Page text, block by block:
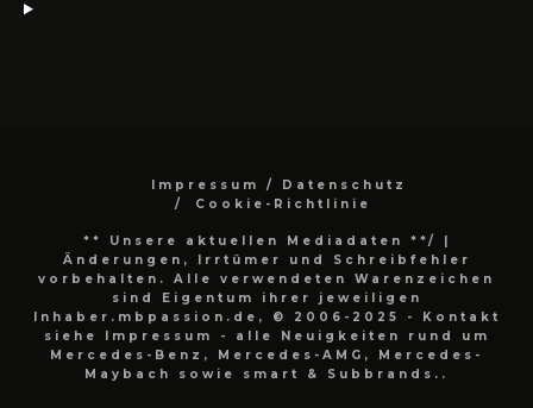
Impressum / Datenschutz
Cookie-Richtlinie
** Unsere aktuellen Mediadaten **/
Änderungen, Irrtümer und Schreibfehler
vorbehalten. Alle verwendeten Warenzeichen
sind Eigentum ihrer jeweiligen
Inhaber.mbpassion.de, © 2006-2025 - Kontakt
siehe Impressum - alle Neuigkeiten rund um
Mercedes-Benz, Mercedes-AMG, Mercedes-
Maybach sowie smart & Subbrands..